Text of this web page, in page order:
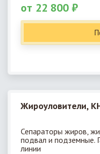
от 22 800 ₽
Жироуловители,
Сепараторы жиров,
подвал и подземные.
линии